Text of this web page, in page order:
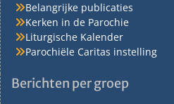
Belangrijke publicaties
Kerken in de Parochie
Liturgische Kalender
Parochiële Caritas instelling
Berichten per groep